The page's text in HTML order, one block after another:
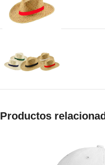
Productos